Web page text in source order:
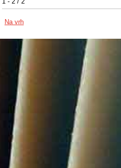
Na vrh